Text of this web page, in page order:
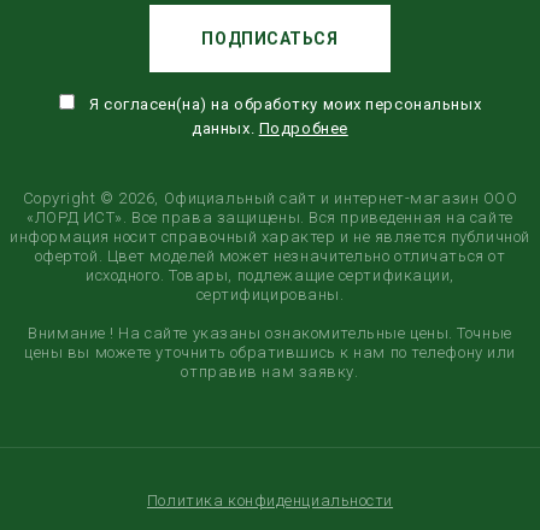
Я согласен(на) на обработку моих персональных
данных. Подробнее
ПОДПИСАТЬСЯ
Copyright © 2026, Официальный сайт и интернет-магазин ООО
«ЛОРД ИСТ». Все права защищены. Вся приведенная на сайте
информация носит справочный характер и не является публичной
офертой. Цвет моделей может незначительно отличаться от
исходного. Товары, подлежащие сертификации,
сертифицированы.
Внимание ! На сайте указаны ознакомительные цены. Точные
цены вы можете уточнить обратившись к нам по телефону или
отправив нам заявку.
Политика конфиденциальности